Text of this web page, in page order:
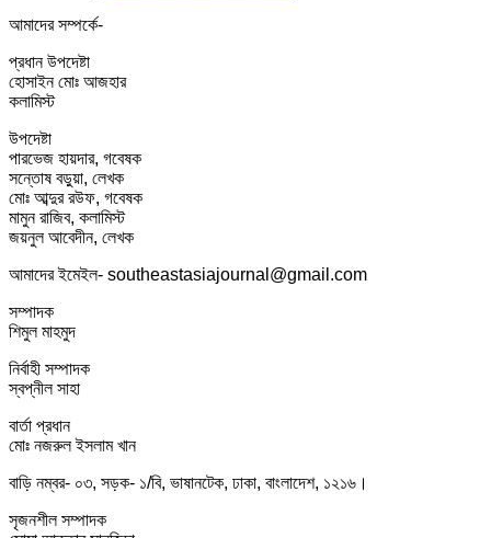
আমাদের সম্পর্কে-
প্রধান উপদেষ্টা
হোসাইন মোঃ আজহার
কলামিস্ট
উপদেষ্টা
পারভেজ হায়দার, গবেষক
সন্তোষ বড়ুয়া, লেখক
মোঃ আব্দুর রউফ, গবেষক
মামুন রাজিব, কলামিস্ট
জয়নুল আবেদীন, লেখক
আমাদের ইমেইল- southeastasiajournal@gmail.com
সম্পাদক
শিমুল মাহমুদ
নির্বাহী সম্পাদক
স্বপ্নীল সাহা
বার্তা প্রধান
মোঃ নজরুল ইসলাম খান
বাড়ি নম্বর- ০৩, সড়ক- ১/বি, ভাষানটেক, ঢাকা, বাংলাদেশ, ১২১৬।
সৃজনশীল সম্পাদক